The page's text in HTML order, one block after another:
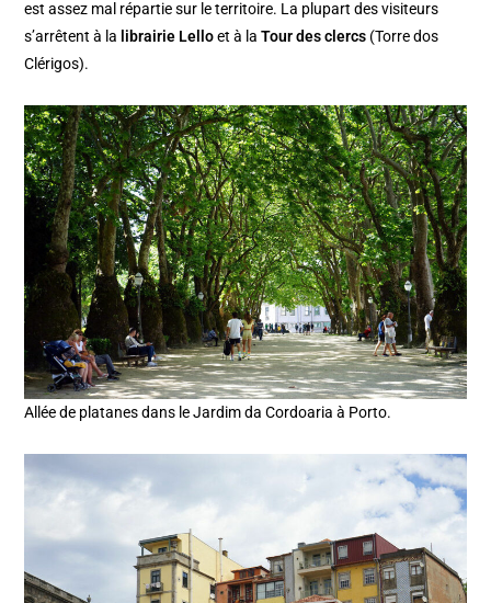
est assez mal répartie sur le territoire. La plupart des visiteurs
s’arrêtent à la librairie Lelloet à laTour des clercs (Torre dos
Clérigos).
Allée de platanes dans le Jardim da Cordoaria à Porto.